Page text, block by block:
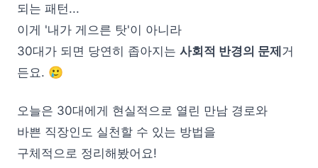
되는 패턴...
이게 '내가 게으른 탓'이 아니라
30대가 되면 당연히 좁아지는 사회적 반경의 문제거
든요. 🥲
오늘은 30대에게 현실적으로 열린 만남 경로와
바쁜 직장인도 실천할 수 있는 방법을
구체적으로 정리해봤어요!